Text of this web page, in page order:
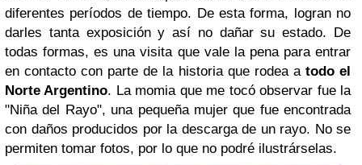
diferentes períodos de tiempo. De esta forma, logran no
darles tanta exposición y así no dañar su estado. De
todas formas, es una visita que vale la pena para entrar
en contacto con parte de la historia que rodea a todo el
Norte Argentino. La momia que me tocó observar fue la
"Niña del Rayo", una pequeña mujer que fue encontrada
con daños producidos por la descarga de un rayo. No se
permiten tomar fotos, por lo que no podré ilustrárselas.